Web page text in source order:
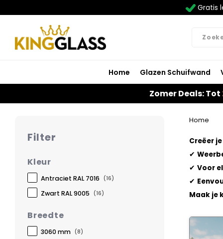
Gratis
Home Glazen Schuifwand
Zomer Deals: Tot
Filter
Kleur
Antraciet RAL 7016 (16)
Zwart RAL 9005 (16)
Breedte
3060 mm (8)
Home
Creëer
✔
✔ Voor
✔
Maak je